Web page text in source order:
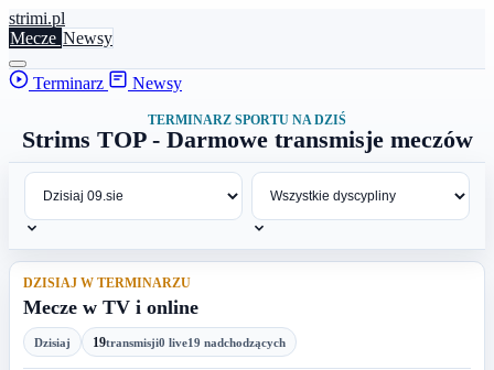
strimi.pl
Mecze Newsy
Terminarz Newsy
TERMINARZ SPORTU NA DZIŚ
Strims TOP - Darmowe transmisje meczów
DZISIAJ W TERMINARZU
Mecze w TV i online
Dzisiaj 19transmisji0 live19 nadchodzących